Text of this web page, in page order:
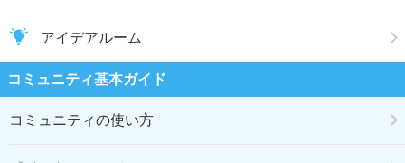
アイデアルーム
コミュニティ基本ガイド
コミュニティの使い方